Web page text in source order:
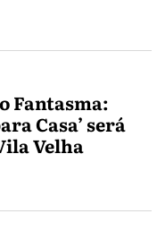
Fantasma:
Casa’ será
Velha